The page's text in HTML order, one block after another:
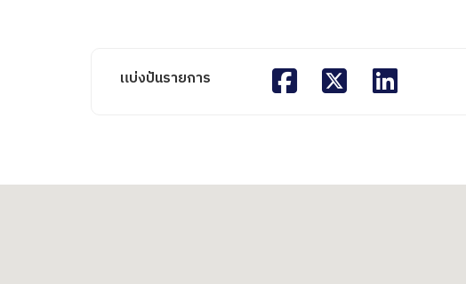
แบ่งปันรายการ